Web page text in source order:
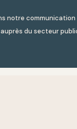
notre communication
du secteur